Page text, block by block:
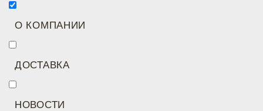
О КОМПАНИИ
ДОСТАВКА
НОВОСТИ